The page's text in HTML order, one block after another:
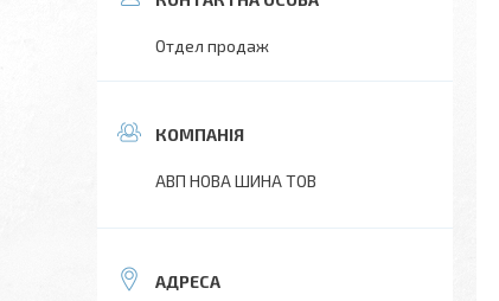
Отдел продаж
АВП НОВА ШИНА ТОВ